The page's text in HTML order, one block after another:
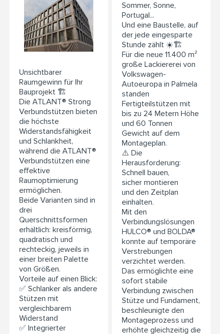
Unsichtbarer
Raumgewinn für Ihr
Bauprojekt 🏗️
Die ATLANT® Strong
Verbundstützen bieten
die höchste
Widerstandsfähigkeit
und Schlankheit,
während die ATLANT®
Verbundstützen eine
effektive
Raumoptimierung
ermöglichen.
Beide Varianten sind in
drei
Querschnittsformen
erhältlich: kreisförmig,
quadratisch und
rechteckig, jeweils in
einer breiten Palette
von Größen.
Vorteile auf einen Blick:
✅ Schlanker als andere
Stützen mit
vergleichbarem
Widerstand
✅ Integrierter
Sommer, Sonne,
Portugal...
Und eine Baustelle, auf
der jede eingesparte
Stunde zählt ☀️🏗️
Für die neue 11.400 m²
große Lackiererei von
Volkswagen-
Autoeuropa in Palmela
standen
Fertigteilstützen mit
bis zu 24 Metern Höhe
und 60 Tonnen
Gewicht auf dem
Montageplan.
⚠️ Die
Herausforderung:
Schnell bauen,
sicher montieren
und den Zeitplan
einhalten.
Mit den
Verbindungslösungen
HULCO® und BOLDA®
konnte auf temporäre
Verstrebungen
verzichtet werden.
Das ermöglichte eine
sofort stabile
Verbindung zwischen
Stütze und Fundament,
beschleunigte den
Montageprozess und
erhöhte gleichzeitig die